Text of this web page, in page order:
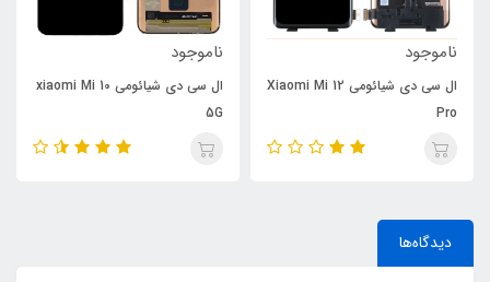
ناموجود
ال سی دی شیائومی Xiaomi Mi 12
Pro
ناموجود
ال سی دی شیائومی xiaomi Mi 10
5G
دیدگاه‌ها